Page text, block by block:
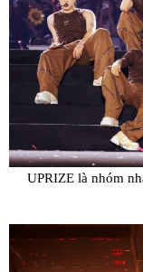
UPRIZE là nhóm